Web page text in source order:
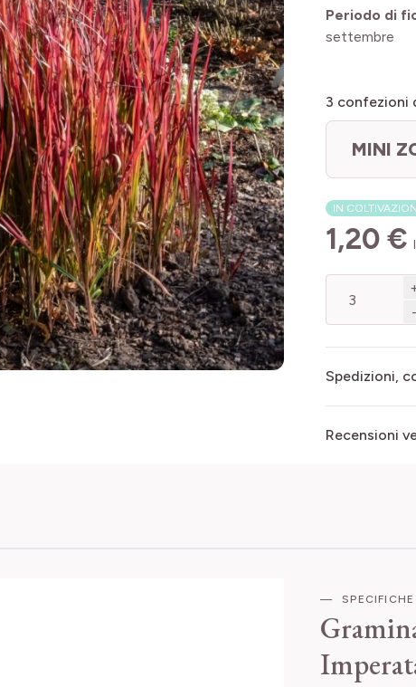
Periodo di
settembre
3 confezioni
MINI
IN
1,20 €
-
Spedizioni,
Recensioni